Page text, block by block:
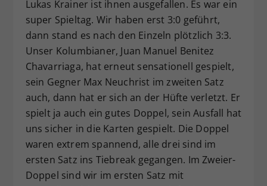
Lukas Krainer ist ihnen ausgefallen. Es war ein
super Spieltag. Wir haben erst 3:0 geführt,
dann stand es nach den Einzeln plötzlich 3:3.
Unser Kolumbianer, Juan Manuel Benitez
Chavarriaga, hat erneut sensationell gespielt,
sein Gegner Max Neuchrist im zweiten Satz
auch, dann hat er sich an der Hüfte verletzt. Er
spielt ja auch ein gutes Doppel, sein Ausfall hat
uns sicher in die Karten gespielt. Die Doppel
waren extrem spannend, alle drei sind im
ersten Satz ins Tiebreak gegangen. Im Zweier-
Doppel sind wir im ersten Satz mit